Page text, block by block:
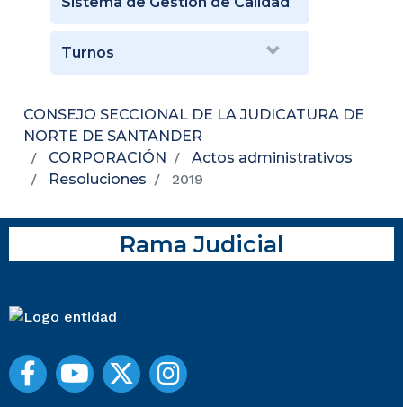
Turnos
CONSEJO SECCIONAL DE LA JUDICATURA DE
NORTE DE SANTANDER
CORPORACIÓN
Actos administrativos
Resoluciones
2019
Rama Judicial